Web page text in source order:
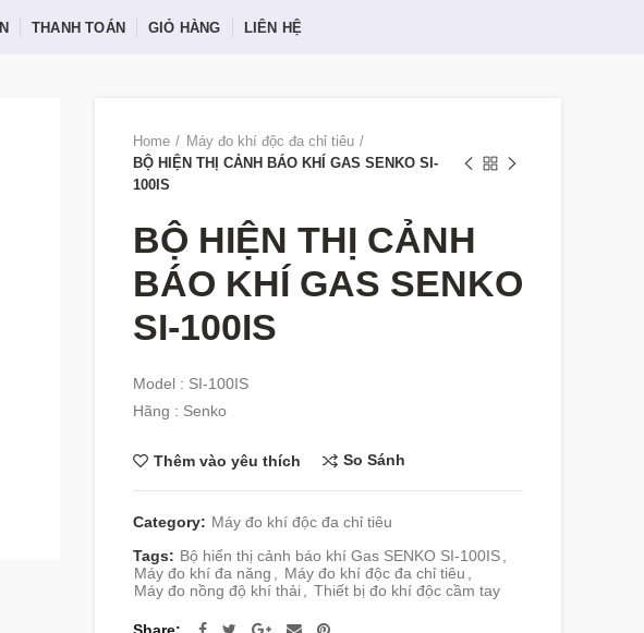
THANH TOÁN GIỎ HÀNG LIÊN HỆ
Home
Máy đo khí độc đa chỉ tiêu
BỘ HIỆN THỊ CẢNH BÁO KHÍ GAS SENKO SI-
100IS
BỘ HIỆN THỊ CẢNH
BÁO KHÍ GAS SENKO
SI-100IS
Model : SI-100IS
Hãng : Senko
Thêm vào yêu thích So Sánh
Category: Máy đo khí độc đa chỉ tiêu
Tags: Bộ hiển thị cảnh báo khí Gas SENKO SI-100IS ,
Máy đo khí đa năng , Máy đo khí độc đa chỉ tiêu ,
Máy đo nồng độ khí thải , Thiết bị đo khí độc cầm tay